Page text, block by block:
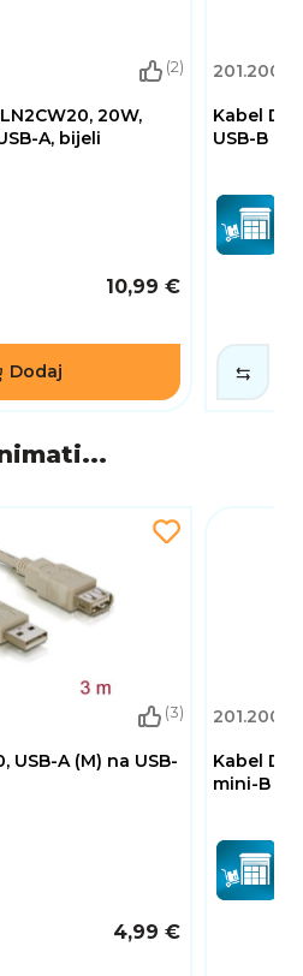
(2)
20W,
A, bijeli
10,99 €
Dodaj
Kabel
USB-B
(3)
USB-A (M) na USB-
4,99 €
Kabel
mini-B 5-